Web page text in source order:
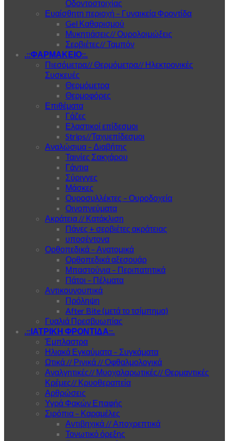
Οδοντοστοιχίας
Ευαίσθητη περιοχή – Γυναικεία Φροντίδα
Gel Καθαρισμού
Μυκητιάσεις// Ουρολοιμώξεις
Σερβιέτες// Ταμπόν
.::ΦΑΡΜΑΚΕΙΟ::.
Πιεσόμετρα// Θερμόμετρα// Ηλεκτρονικές
Συσκευές
Θερμόμετρα
Θερμοφόρες
Επιθέματα
Γάζες
Ελαστικοί επίδεσμοι
Strips//Ταχυεπίδεσμοι
Αναλώσιμα – Διαβήτης
Ταινίες Σακχάρου
Γάντια
Σύριγγες
Μάσκες
Ουροσυλλέκτες – Ουροδοχεία
Οινοπνεύματα
Ακράτεια // Κατάκλιση
Πάνες + σερβιέτες ακράτειας
υποσέντονα
Ορθοπεδικά – Ανατομικά
Ορθοπεδικά αξεσουάρ
Μπαστούνια – Περιπατητικά
Πάτοι – Πέλματα
Αντικουνουπικά
Πρόληψη
After Bite (μετά το τσίμπημα)
Γυαλιά Πρεσβυωπίας
.::ΙΑΤΡΙΚΗ ΦΡΟΝΤΙΔΑ::.
Έμπλαστρα
Ηλιακά Εγκαύματα – Συγκάματα
Ωτικά // Ρινικά // Οφθαλμολογικά
Αναλγητικές// Μυοχαλαρωτικές// Θερμαντικές
Κρέμες// Κρυοθεραπεία
Αρθρώσεις
Υγρά Φακών Επαφής
Σιρόπια – Καραμέλες
Αντιβηχικά // Αποχρεπτικά
Τονωτικό όρεξης